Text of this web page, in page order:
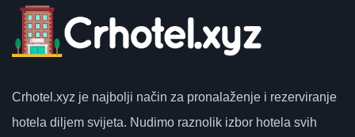
Crhotel.xyz je najbolji način za pronalaženje i rezerviranje
hotela diljem svijeta. Nudimo raznolik izbor hotela svih